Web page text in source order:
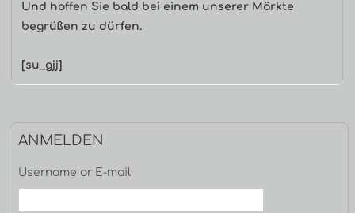
Und hoffen Sie bald bei einem unserer Märkte
begrüßen zu dürfen.
[su_gjj]
ANMELDEN
Username or E-mail